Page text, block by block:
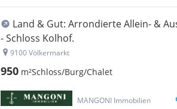
Land & Gut: Arrondierte Allein- &
- Schloss Kolhof.
9100 Völkermarkt
950 m²Schloss/Burg/Chalet
MANGONI Immobilien